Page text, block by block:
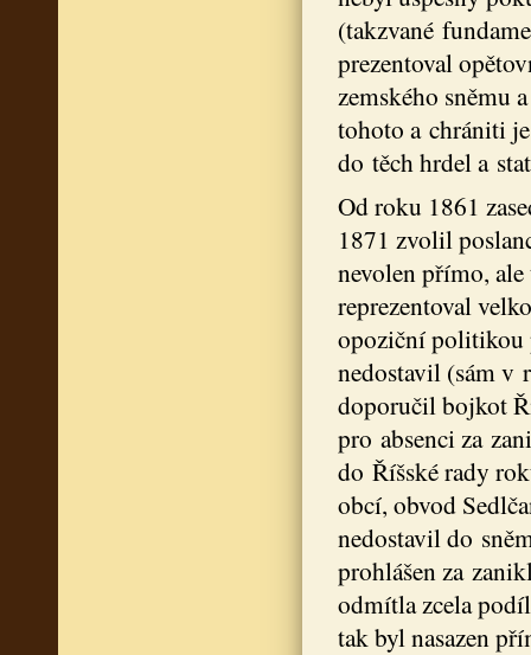
(takzvané
prezentoval
zemského sněmu
tohoto a chrániti je
do těch hrdel a
Od roku 1861
1871 zvolil
nevolen přímo,
reprezentoval
opoziční politikou
nedostavil (sám v
doporučil bojkot
pro absenci za
do Říšské rady
obcí, obvod
nedostavil do
prohlášen za
odmítla zcela
tak byl nasazen